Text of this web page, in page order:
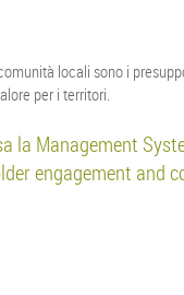
locali sono i
per i territori.
la Management
engagement and